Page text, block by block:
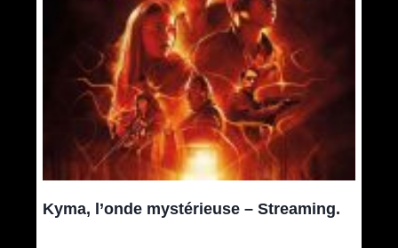
Kyma, l’onde mystérieuse – Streaming.